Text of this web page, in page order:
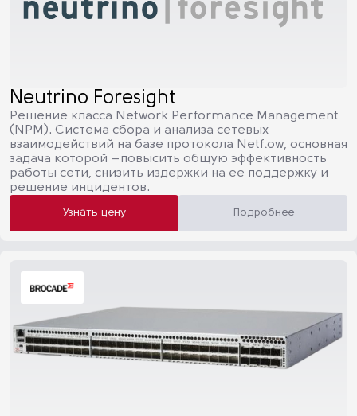
Neutrino Foresight
Решение класса Network Performance Management
(NPM). Система сбора и анализа сетевых
взаимодействий на базе протокола Netflow, основная
задача которой –повысить общую эффективность
работы сети, снизить издержки на ее поддержку и
решение инцидентов.
Узнать цену Подробнее